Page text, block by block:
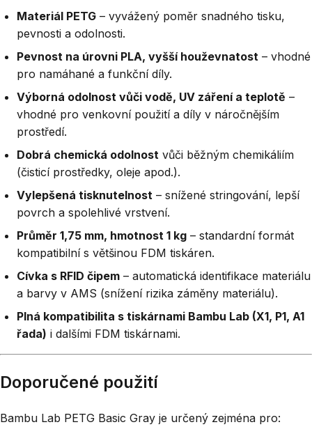
Materiál PETG – vyvážený poměr snadného tisku,
pevnosti a odolnosti.
Pevnost na úrovni PLA, vyšší houževnatost – vhodné
pro namáhané a funkční díly.
Výborná odolnost vůči vodě, UV záření a teplotě –
vhodné pro venkovní použití a díly v náročnějším
prostředí.
Dobrá chemická odolnost vůči běžným chemikáliím
(čisticí prostředky, oleje apod.).
Vylepšená tisknutelnost – snížené stringování, lepší
povrch a spolehlivé vrstvení.
Průměr 1,75 mm, hmotnost 1 kg – standardní formát
kompatibilní s většinou FDM tiskáren.
Cívka s RFID čipem – automatická identifikace materiálu
a barvy v AMS (snížení rizika záměny materiálu).
Plná kompatibilita s tiskárnami Bambu Lab (X1, P1, A1
řada) i dalšími FDM tiskárnami.
Doporučené použití
Bambu Lab PETG Basic Gray je určený zejména pro: